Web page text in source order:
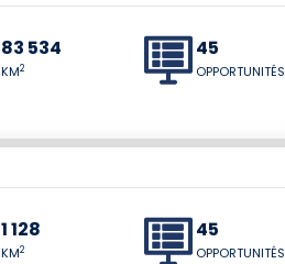
83 534
KM2
45
OPPORTUNITÉS
1 128
KM2
45
OPPORTUNITÉS